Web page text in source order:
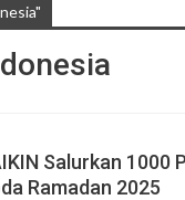
Salurkan 1000
Ramadan 2025